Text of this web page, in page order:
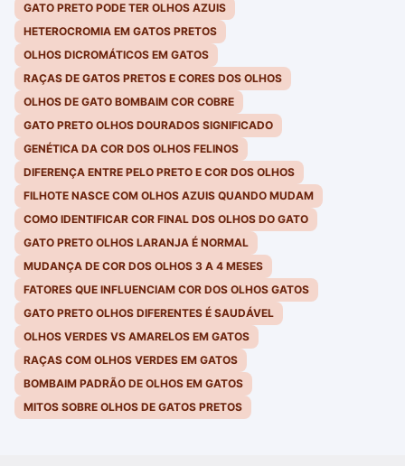
GATO PRETO PODE TER OLHOS AZUIS
HETEROCROMIA EM GATOS PRETOS
OLHOS DICROMÁTICOS EM GATOS
RAÇAS DE GATOS PRETOS E CORES DOS OLHOS
OLHOS DE GATO BOMBAIM COR COBRE
GATO PRETO OLHOS DOURADOS SIGNIFICADO
GENÉTICA DA COR DOS OLHOS FELINOS
DIFERENÇA ENTRE PELO PRETO E COR DOS OLHOS
FILHOTE NASCE COM OLHOS AZUIS QUANDO MUDAM
COMO IDENTIFICAR COR FINAL DOS OLHOS DO GATO
GATO PRETO OLHOS LARANJA É NORMAL
MUDANÇA DE COR DOS OLHOS 3 A 4 MESES
FATORES QUE INFLUENCIAM COR DOS OLHOS GATOS
GATO PRETO OLHOS DIFERENTES É SAUDÁVEL
OLHOS VERDES VS AMARELOS EM GATOS
RAÇAS COM OLHOS VERDES EM GATOS
BOMBAIM PADRÃO DE OLHOS EM GATOS
MITOS SOBRE OLHOS DE GATOS PRETOS